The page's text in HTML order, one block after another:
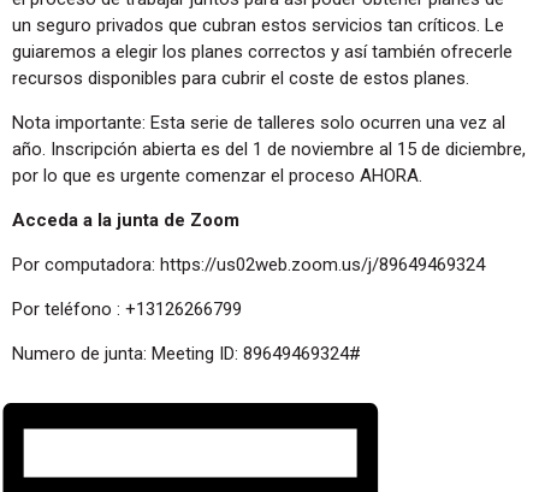
un seguro privados que cubran estos servicios tan críticos. Le
guiaremos a elegir los planes correctos y así también ofrecerle
recursos disponibles para cubrir el coste de estos planes.
Nota importante: Esta serie de talleres solo ocurren una vez al
año. Inscripción abierta es del 1 de noviembre al 15 de diciembre,
por lo que es urgente comenzar el proceso AHORA.
Acceda a la junta de Zoom
Por computadora: https://us02web.zoom.us/j/89649469324
Por teléfono : +13126266799
Numero de junta: Meeting ID: 89649469324#